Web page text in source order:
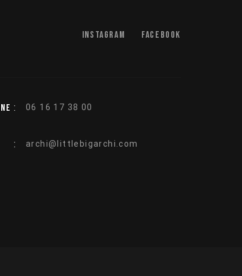
Instagram Facebook
: 06 16 17 38 00
: archi@littlebigarchi.com